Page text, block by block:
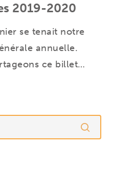
2019-2020
se tenait notre
annuelle.
ce billet…